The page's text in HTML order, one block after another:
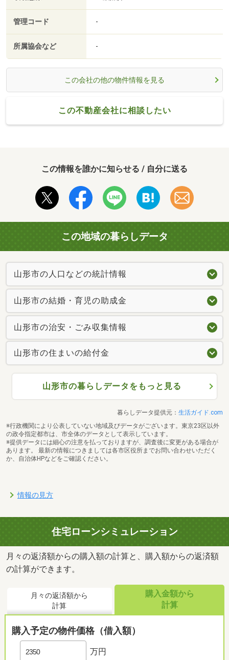
管理コード -
所属協会など -
この会社の他の物件情報を見る
この不動産会社に相談したい
この情報を誰かに知らせる / 自分に送る
この地域の暮らしデータ
山形市の人口などの統計情報
山形市の結婚・育児の助成金
山形市の治安・ごみ収集情報
山形市の住まいの給付金
山形市の暮らしデータをもっと見る
暮らしデータ提供元： 生活ガイド.com
※行政機関により公表していない地域及びデータがございます。東京23区以外
の政令指定都市は、市全体のデータとして表示しています。
※提供データには細心の注意を払っておりますが、調査後に変更がある場合が
あります。 最新の情報につきましては各市区役所までお問い合わせいただく
か、自治体HPなどをご確認ください。
情報の見方
住宅ローンシミュレーション
月々の返済額からの購入額の計算と、購入額からの返済額
の計算ができます。
月々の返済額から
計算
購入金額から
計算
購入予定の物件価格（借入額）
万円